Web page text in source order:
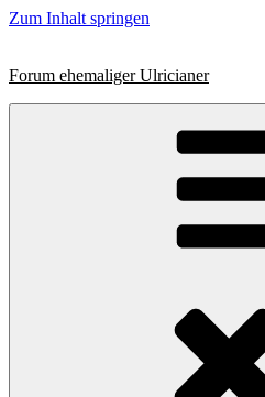
Zum Inhalt springen
Forum ehemaliger Ulricianer